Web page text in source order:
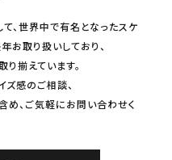
、世界中で有名となったスケ
お取り扱いしており、
揃えています。
ズ感のご相談、
め、ご気軽にお問い合わせく